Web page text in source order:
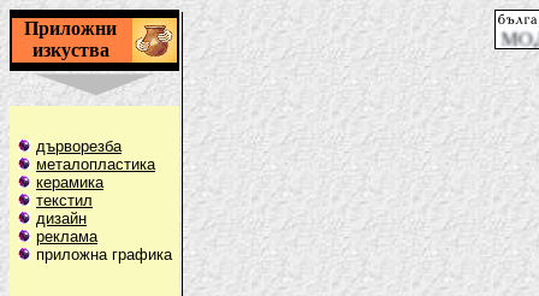
Приложни
изкуства
дърворезба
металопластика
керамика
текстил
дизайн
реклама
приложна графика